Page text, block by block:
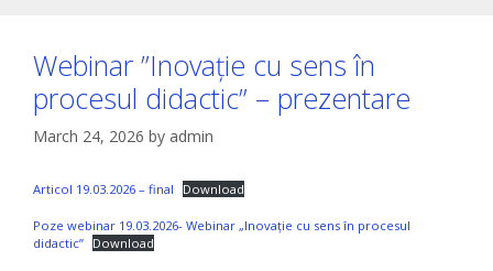
Webinar ”Inovație cu sens în
procesul didactic” – prezentare
March 24, 2026 by admin
Articol 19.03.2026 – final Download
Poze webinar 19.03.2026- Webinar „Inovație cu sens în procesul
didactic” Download